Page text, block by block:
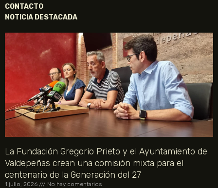
CONTACTO
NOTICIA DESTACADA
La Fundación Gregorio Prieto y el Ayuntamiento de
Valdepeñas crean una comisión mixta para el
centenario de la Generación del 27
1 julio, 2026 No hay comentarios